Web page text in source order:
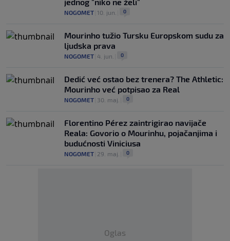
NOGOMET 10. jun. 0
Mourinho tužio Tursku Europskom sudu za
ljudska prava
NOGOMET 4. jun. 0
Dedić već ostao bez trenera? The Athletic:
Mourinho već potpisao za Real
NOGOMET 30. maj. 0
Florentino Pérez zaintrigirao navijače
Reala: Govorio o Mourinhu, pojačanjima i
budućnosti Viniciusa
NOGOMET 29. maj. 0
Oglas